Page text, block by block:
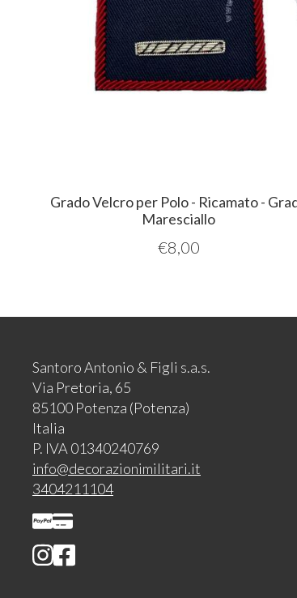
Grado Velcro per Polo - Ricamato -
Maresciallo
€8,00
Santoro Antonio & Figli s.a.s.
Via Pretoria, 65
85100 Potenza (Potenza)
Italia
P. IVA 01340240769
info@decorazionimilitari.it
3404211104